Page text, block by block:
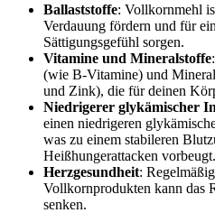
Ballaststoffe: Vollkornmehl
Verdauung fördern und für
Sättigungsgefühl sorgen.
Vitamine und Mineralstoffe
(wie B-Vitamine) und
und Zink), die für deinen
Niedrigerer glykämischer
einen niedrigeren
was zu einem stabileren
Heißhungerattacken vorbeugt.
Herzgesundheit:
Vollkornprodukten kann das
senken.